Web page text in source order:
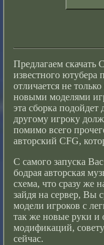
Предлагаемскачать
известного
отличается не
новыми моделями
эта сборка
другому игроку
помимо всего
авторский CFG,
С самого запуска Вас
бодрая авторская
схема, что сразу же
зайдя на сервер, Вы
модели игроков с
так же новые руки и
модификаций,
сейчас.